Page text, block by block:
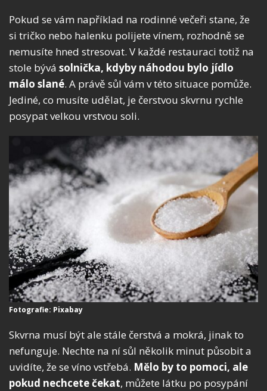
Pokud se vám například na rodinné večeři stane, že
si tričko nebo halenku polijete vínem, rozhodně se
nemusíte hned stresovat. V každé restauraci totiž na
stole bývá solnička, kdyby náhodou bylo jídlo
málo slané. A právě sůl vám v této situace pomůže.
Jediné, co musíte udělat, je čerstvou skvrnu rychle
posypat velkou vrstvou soli.
Fotografie: Pixabay
Skvrna musí být ale stále čerstvá a mokrá, jinak to
nefunguje. Nechte na ní sůl několik minut působit a
uvidíte, že se víno vstřebá. Mělo by to pomoci, ale
pokud nechcete čekat, můžete látku po posypání